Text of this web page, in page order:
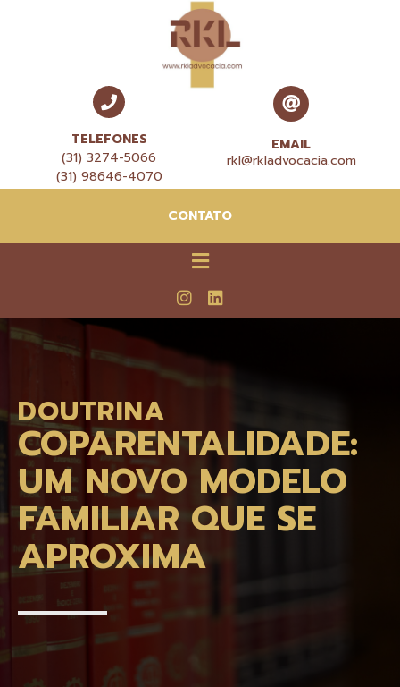
TELEFONES
(31) 3274-5066
(31) 98646-4070
EMAIL
rkl@rkladvocacia.com
CONTATO
DOUTRINA
COPARENTALIDADE:
UM NOVO MODELO
FAMILIAR QUE SE
APROXIMA